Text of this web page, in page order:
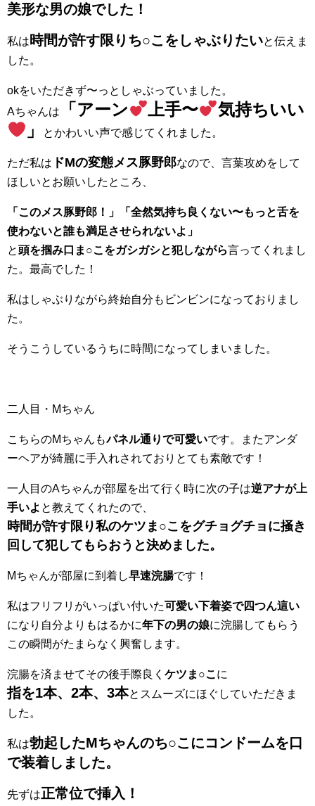
美形な男の娘でした！
私は 時間が許す限りち○こをしゃぶりたいと伝えま
した。
okをいただきず〜っとしゃぶっていました。
Aちゃんは
「アーン 上手〜
気持ちいい
」
とかわいい声で感じてくれました。
ただ私は ドMの変態メス豚野郎なので、言葉攻めをして
ほしいとお願いしたところ、
「このメス豚野郎！」「全然気持ち良くない〜もっと舌を
使わないと誰も満足させられないよ」
と頭を掴み口ま○こをガシガシと犯しながら言ってくれまし
た。最高でした！
私はしゃぶりながら終始自分もビンビンになっておりまし
た。
そうこうしているうちに時間になってしまいました。
二人目・Mちゃん
こちらのMちゃんもパネル通りで可愛いです。またアンダ
ーヘアが綺麗に手入れされておりとても素敵です！
一人目のAちゃんが部屋を出て行く時に次の子は逆アナが上
手いよ と教えてくれたので、
時間が許す限り私のケツま○こをグチョグチョに掻き
回して犯してもらおうと決めました。
Mちゃんが部屋に到着し早速浣腸です！
私はフリフリがいっぱい付いた可愛い下着姿で四つん這い
になり自分よりもはるかに年下の男の娘に浣腸してもらう
この瞬間がたまらなく興奮します。
浣腸を済ませてその後手際良く ケツま○こ に
指を1本、2本、3本とスムーズにほぐしていただきま
した。
私は勃起したMちゃんのち○こにコンドームを口
で装着しました。
先ずは正常位で挿入！